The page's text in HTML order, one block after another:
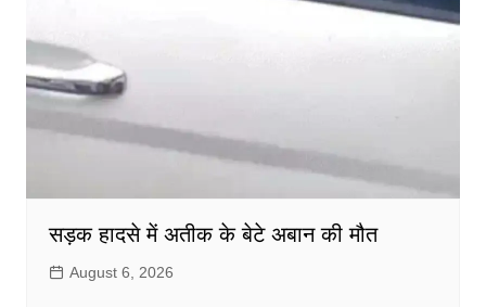
सड़क हादसे में अतीक के बेटे अबान की मौत
August 6, 2026